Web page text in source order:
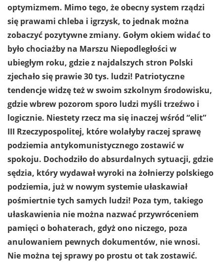
optymizmem. Mimo tego, że obecny system rządzi
się prawami chleba i igrzysk, to jednak można
zobaczyć pozytywne zmiany. Gołym okiem widać to
było chociażby na Marszu Niepodległości w
ubiegłym roku, gdzie z najdalszych stron Polski
zjechało się prawie 30 tys. ludzi! Patriotyczne
tendencje widzę też w swoim szkolnym środowisku,
gdzie wbrew pozorom sporo ludzi myśli trzeźwo i
logicznie. Niestety rzecz ma się inaczej wśród “elit”
III Rzeczypospolitej, które wolałyby raczej sprawę
podziemia antykomunistycznego zostawić w
spokoju. Dochodziło do absurdalnych sytuacji, gdzie
sędzia, który wydawał wyroki na żołnierzy polskiego
podziemia, już w nowym systemie ułaskawiał
pośmiertnie tych samych ludzi! Poza tym, takiego
ułaskawienia nie można nazwać przywróceniem
pamięci o bohaterach, gdyż ono niczego, poza
anulowaniem pewnych dokumentów, nie wnosi.
Nie można tej sprawy po prostu ot tak zostawić.